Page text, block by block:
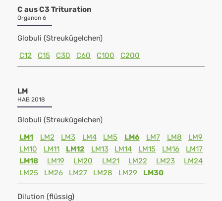
C aus C3 Trituration
Organon 6
Globuli (Streukügelchen)
C12
C15 C30 C60 C100 C200
LM
HAB 2018
Globuli (Streukügelchen)
LM1
LM2 LM3 LM4 LM5 LM6 LM7 LM8
LM9
LM10
LM11 LM12 LM13 LM14 LM15 LM16
LM17
LM18
LM19 LM20 LM21 LM22 LM23
LM24
LM25
LM26 LM27 LM28 LM29 LM30
Dilution (flüssig)